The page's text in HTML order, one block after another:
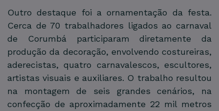
Outro destaque foi a ornamentação da festa.
Cerca de 70 trabalhadores ligados ao carnaval
de Corumbá participaram diretamente da
produção da decoração, envolvendo costureiras,
aderecistas, quatro carnavalescos, escultores,
artistas visuais e auxiliares. O trabalho resultou
na montagem de seis grandes cenários, na
confecção de aproximadamente 22 mil metros